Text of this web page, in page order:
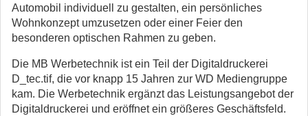
Automobil individuell zu gestalten, ein persönliches
Wohnkonzept umzusetzen oder einer Feier den
besonderen optischen Rahmen zu geben.
Die MB Werbetechnik ist ein Teil der Digitaldruckerei
D_tec.tif, die vor knapp 15 Jahren zur WD Mediengruppe
kam. Die Werbetechnik ergänzt das Leistungsangebot der
Digitaldruckerei und eröffnet ein größeres Geschäftsfeld.